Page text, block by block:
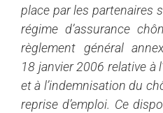
place par les partenaires
régime d’assurance
règlement général
18 janvier 2006 relative à
et à l’indemnisation du
reprise d’emploi. Ce